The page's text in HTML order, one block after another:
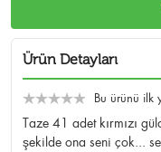
Ürün Detayları
Bu ürünü ilk
Taze 41 adet kırmızı
şekilde ona seni çok...